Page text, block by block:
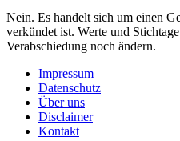
Nein. Es handelt sich um einen
verkündet ist. Werte und
Verabschiedung noch ändern.
Impressum
Datenschutz
Über uns
Disclaimer
Kontakt